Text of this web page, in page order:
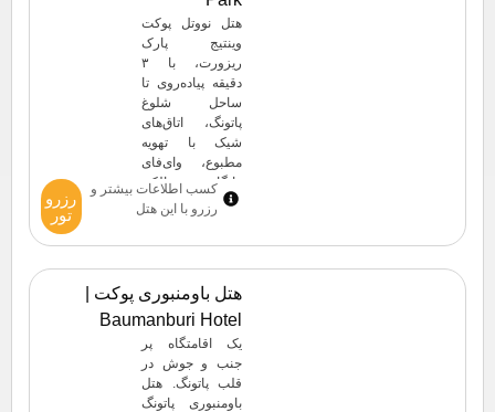
سفر دو نفره
امتیاز ۸.۵ داده‌اند.
هتل نووتل پوکت
وینتیج پارک
ریزورت، با ۳
دقیقه پیاده‌روی تا
ساحل شلوغ
پاتونگ، اتاق‌های
شیک با تهویه
مطبوع، وای‌فای
رایگان و بالکن
اختصاصی با
بزرگ ارائه می‌دهد.
از ماساژهای
آرامش‌بخش لذت
ببرند یا در باشگاه
ورزشی فعالیت
کنند. زوج‌ها به
طور خاص این
مکان را دوست
کسب اطلاعات بیشتر و
رزرو با این هتل
رزرو
تور
هتل باومنبوری پوکت |
Baumanburi Hotel
یک اقامتگاه پر
جنب و جوش در
قلب پاتونگ. هتل
باومنبوری پاتونگ